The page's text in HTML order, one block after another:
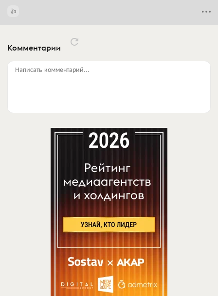
Комментарии
Написать комментарий...